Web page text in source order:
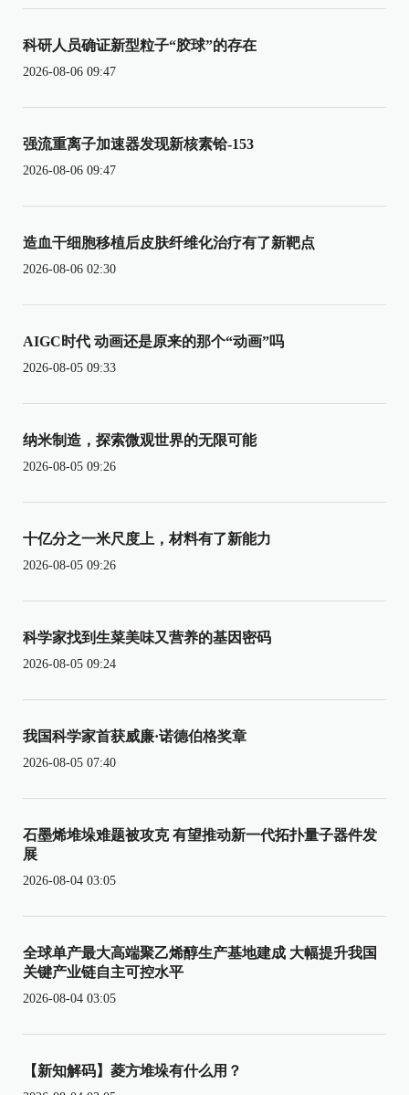
科研人员确证新型粒子“胶球”的存在
2026-08-06 09:47
强流重离子加速器发现新核素铪-153
2026-08-06 09:47
造血干细胞移植后皮肤纤维化治疗有了新靶点
2026-08-06 02:30
AIGC时代 动画还是原来的那个“动画”吗
2026-08-05 09:33
纳米制造，探索微观世界的无限可能
2026-08-05 09:26
十亿分之一米尺度上，材料有了新能力
2026-08-05 09:26
科学家找到生菜美味又营养的基因密码
2026-08-05 09:24
我国科学家首获威廉·诺德伯格奖章
2026-08-05 07:40
石墨烯堆垛难题被攻克 有望推动新一代拓扑量子器件发
展
2026-08-04 03:05
全球单产最大高端聚乙烯醇生产基地建成 大幅提升我国
关键产业链自主可控水平
2026-08-04 03:05
【新知解码】菱方堆垛有什么用？